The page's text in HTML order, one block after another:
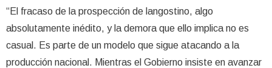
“El fracaso de la prospección de langostino, algo
absolutamente inédito, y la demora que ello implica no es
casual. Es parte de un modelo que sigue atacando a la
producción nacional. Mientras el Gobierno insiste en avanzar